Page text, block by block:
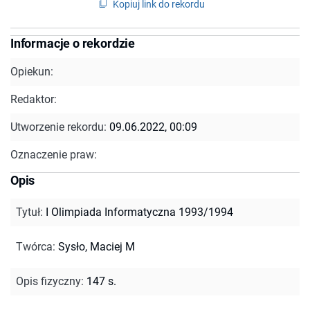
Kopiuj link do rekordu
Informacje o rekordzie
Opiekun:
Redaktor:
Utworzenie rekordu: 09.06.2022, 00:09
Oznaczenie praw:
Opis
Tytuł: I Olimpiada Informatyczna 1993/1994
Twórca: Sysło, Maciej M
Opis fizyczny: 147 s.